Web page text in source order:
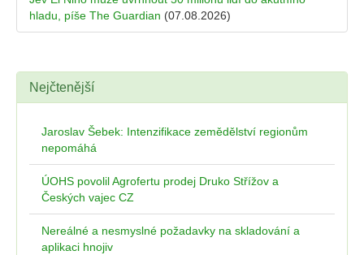
hladu, píše The Guardian (07.08.2026)
Nejčtenější
Jaroslav Šebek: Intenzifikace zemědělství regionům
nepomáhá
ÚOHS povolil Agrofertu prodej Druko Střížov a
Českých vajec CZ
Nereálné a nesmyslné požadavky na skladování a
aplikaci hnojiv